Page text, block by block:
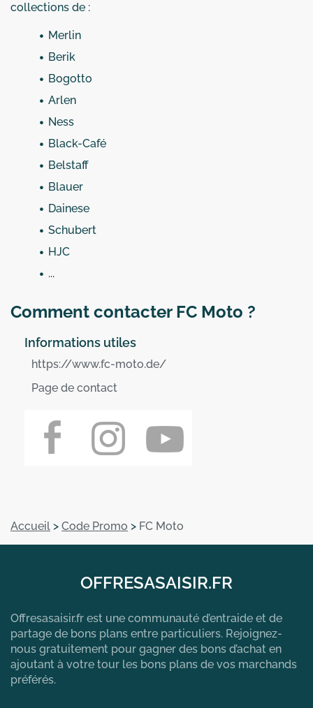
collections de :
Merlin
Berik
Bogotto
Arlen
Ness
Black-Café
Belstaff
Blauer
Dainese
Schubert
HJC
...
Comment contacter FC Moto ?
Informations utiles
https://www.fc-moto.de/
Page de contact
Accueil > Code Promo > FC Moto
OFFRESASAISIR.FR
Offresasaisir.fr est une communauté d’entraide et de
partage de bons plans entre particuliers. Rejoignez-
nous gratuitement pour gagner des bons d’achat en
ajoutant à votre tour les bons plans de vos marchands
préférés.